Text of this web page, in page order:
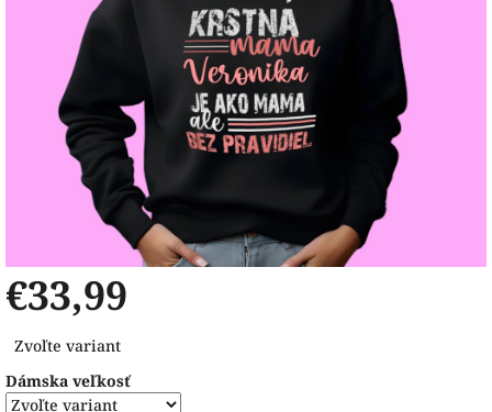
€33,99
cena:
Zvoľte variant
Dámska veľkosť